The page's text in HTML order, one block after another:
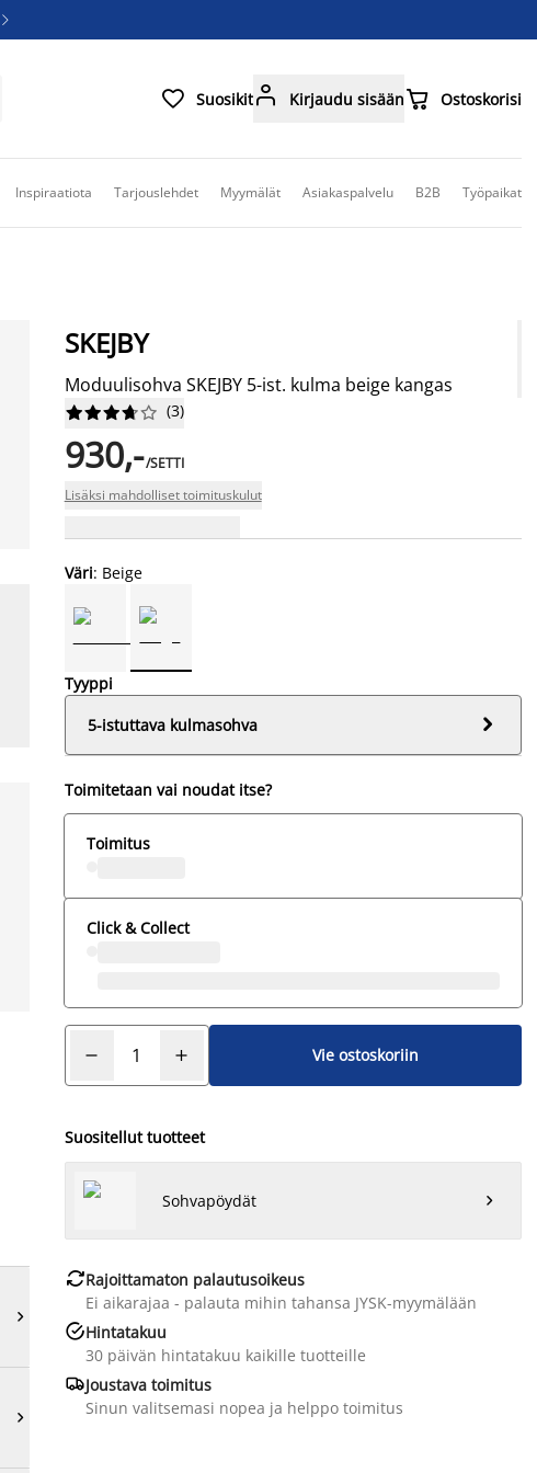

 Suosikit Kirjaudu sisään Ostoskorisi
Inspiraatiota Tarjouslehdet Myymälät Asiakaspalvelu B2B Työpaikat


SKEJBY
Moduulisohva SKEJBY 5-ist. kulma beige kangas





 (3)
930,-/SETTI
Lisäksi mahdolliset toimituskulut
Väri: Beige
Tyyppi
5-istuttava kulmasohva

Toimitetaan vai noudat itse?
Toimitus
Click & Collect
Vie ostoskoriin
Suositellut tuotteet
Sohvapöydät 
Rajoittamaton palautusoikeus
Ei aikarajaa - palauta mihin tahansa JYSK-myymälään
Hintatakuu
30 päivän hintatakuu kaikille tuotteille
Joustava toimitus
Sinun valitsemasi nopea ja helppo toimitus